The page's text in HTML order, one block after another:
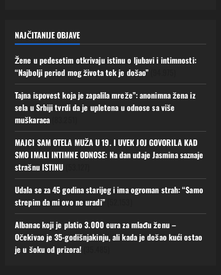
NAJČITANIJE OBJAVE
Žene u pedesetim otkrivaju istinu o ljubavi i intimnosti:
“Najbolji period mog života tek je došao”
Tajna ispovest koja je zapalila mreže”: anonimna žena iz
sela u Srbiji tvrdi da je upletena u odnose sa više
muškaraca
MAJCI SAM OTELA MUŽA U 19. I UVEK JOJ GOVORILA KAD
SMO IMALI INTIMNE ODNOSE: Na dan udaje Jasmina saznaje
strašnu ISTINU
Udala se za 45 godina starijeg i ima ogroman strah: “Samo
strepim da mi ovo ne uradi”
Albanac koji je platio 3.000 eura za mlađu ženu –
Očekivao je 35-godišnjakinju, ali kada je došao kući ostao
je u šoku od prizora!